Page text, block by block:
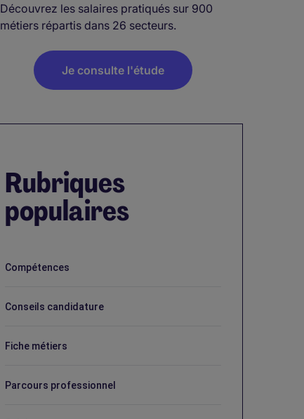
Découvrez les salaires pratiqués sur 900
métiers répartis dans 26 secteurs.
Je consulte l'étude
Rubriques
populaires
Compétences
Conseils candidature
Fiche métiers
Parcours professionnel